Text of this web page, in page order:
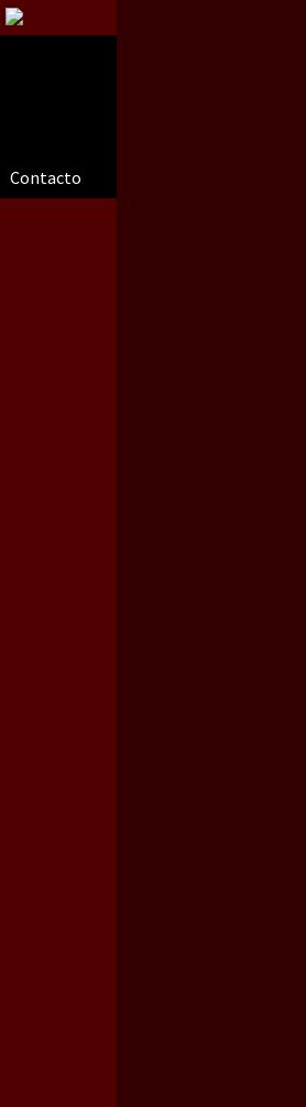
Contacto